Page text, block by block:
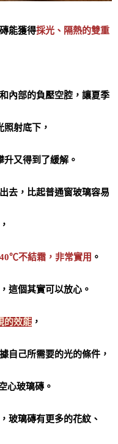
能獲得採光、隔熱的雙重
內部的負壓空腔，讓夏季
射底下，
又得到了緩解。
去，比起普通窗玻璃容易
不結霜，非常實用 。
這個其實可以放心。
的效能，
自己所需要的光的條件，
心玻璃磚。
玻璃磚有更多的花紋、